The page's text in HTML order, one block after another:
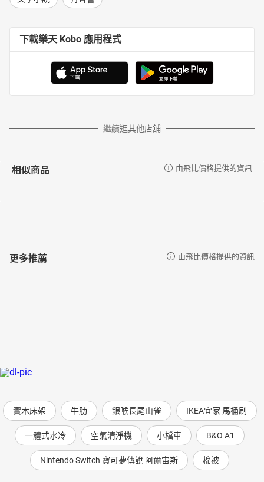
下載樂天 Kobo 應用程式
繼續逛其他店舖
相似商品 由飛比價格提供的資訊
更多推薦 由飛比價格提供的資訊
實木床架 牛肋 銀喉長尾山雀 IKEA宜家 馬桶刷
一體式水冷 空氣清淨機 小檔車 B&O A1
Nintendo Switch 寶可夢傳說 阿爾宙斯 棉被